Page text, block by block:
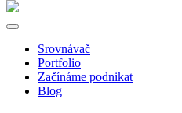
Srovnávač
Portfolio
Začínáme podnikat
Blog